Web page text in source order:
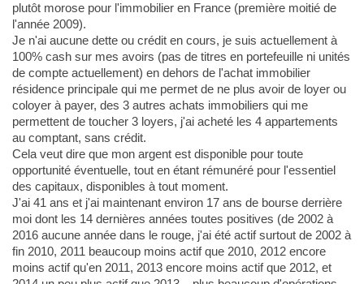
plutôt morose pour l'immobilier en France (première moitié de
l'année 2009).
Je n'ai aucune dette ou crédit en cours, je suis actuellement à
100% cash sur mes avoirs (pas de titres en portefeuille ni unités
de compte actuellement) en dehors de l'achat immobilier
résidence principale qui me permet de ne plus avoir de loyer ou
coloyer à payer, des 3 autres achats immobiliers qui me
permettent de toucher 3 loyers, j'ai acheté les 4 appartements
au comptant, sans crédit.
Cela veut dire que mon argent est disponible pour toute
opportunité éventuelle, tout en étant rémunéré pour l'essentiel
des capitaux, disponibles à tout moment.
J'ai 41 ans et j'ai maintenant environ 17 ans de bourse derrière
moi dont les 14 dernières années toutes positives (de 2002 à
2016 aucune année dans le rouge, j'ai été actif surtout de 2002 à
fin 2010, 2011 beaucoup moins actif que 2010, 2012 encore
moins actif qu'en 2011, 2013 encore moins actif que 2012, et